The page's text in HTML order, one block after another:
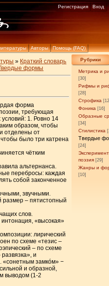
Авторы Помощь (FAQ)
Регистрация Вход
Рубрики
Метрика и
[30]
Рифмы и
[28]
Строфика
Фоника [16]
Образные
[34]
Стилистика
Твердые
[24]
поэзия [29]
Жанры и
[10]
» Краткий словарь
формы
форма
требующая
1. Ровно 14
образом, чтобы
отделены от
было три катрена
чётким
альтернанса.
перебросы: каждая
собой законченное
звучными.
размер – пятистопный
слов.
«высокая»
лирический
по схеме «тезис –
– по схеме
и
«сонетным замкóм» −
и образной,
выводом (1-2